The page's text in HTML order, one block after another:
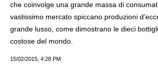
che coinvolge una grande massa di
vastissimo mercato spiccano produzioni
grande lusso, come dimostrano le dieci
costose del mondo.
15/02/2015, 4:28 PM